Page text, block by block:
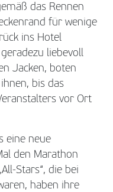
das Rennen
für wenige
ins Hotel
liebevoll
Jacken, boten
bis das
vor Ort
eine neue
den Marathon
Stars“, die bei
haben ihre